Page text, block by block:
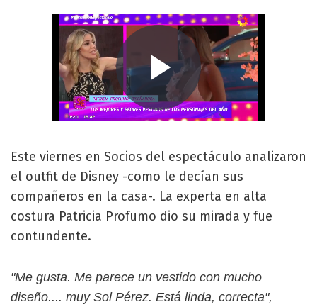
Este viernes en Socios del espectáculo analizaron
el outfit de Disney -como le decían sus
compañeros en la casa-. La experta en alta
costura Patricia Profumo dio su mirada y fue
contundente.
"Me gusta. Me parece un vestido con mucho
diseño.... muy Sol Pérez. Está linda, correcta",